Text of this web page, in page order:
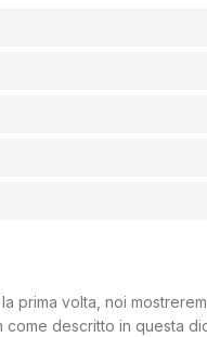
prima volta, noi
descritto in questa